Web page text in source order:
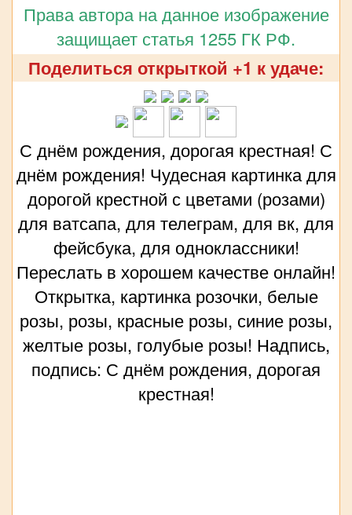
Права автора на данное изображение
защищает статья 1255 ГК РФ.
Поделиться открыткой +1 к удаче:
С днём рождения, дорогая крестная! С
днём рождения! Чудесная картинка для
дорогой крестной с цветами (розами)
для ватсапа, для телеграм, для вк, для
фейсбука, для одноклассники!
Переслать в хорошем качестве онлайн!
Открытка, картинка розочки, белые
розы, розы, красные розы, синие розы,
желтые розы, голубые розы! Надпись,
подпись: С днём рождения, дорогая
крестная!